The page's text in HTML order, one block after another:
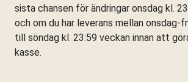
sista chansen för ändringar onsdag kl.
och om du har leverans mellan onsdag-
till söndag kl. 23:59 veckan innan att
kasse.